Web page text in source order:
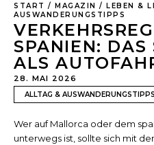
START / MAGAZIN / LEBEN &
AUSWANDERUNGSTIPPS
SPANIEN: DAS
ALS
28. MAI 2026
ALLTAG & AUSWANDERUNGSTIPPS
Wer auf Mallorca oder dem
unterwegs ist, sollte sich mit